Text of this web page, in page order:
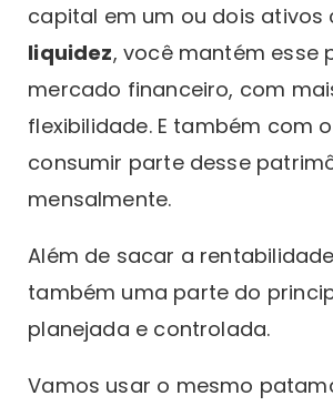
capital em um ou dois ativos
liquidez, você mantém esse
mercado financeiro, com
flexibilidade. E também com
consumir parte desse
mensalmente.
Além de sacar a
também uma parte do
planejada e controlada.
Vamos usar o mesmo